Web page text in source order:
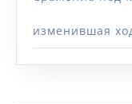
изменившая